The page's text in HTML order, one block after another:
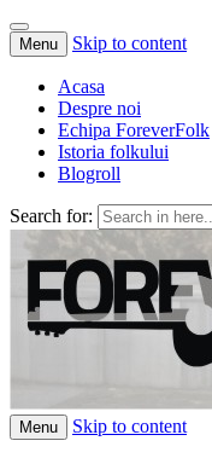
Menu Skip to content
Acasa
Despre noi
Echipa ForeverFolk
Istoria folkului
Blogroll
Search for:
ForeverFolk
Muzica sufletului tau
Menu Skip to content